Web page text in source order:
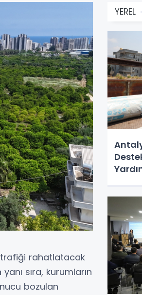
trafiği rahatlatacak
sıra, kurumların
bozulan
YEREL